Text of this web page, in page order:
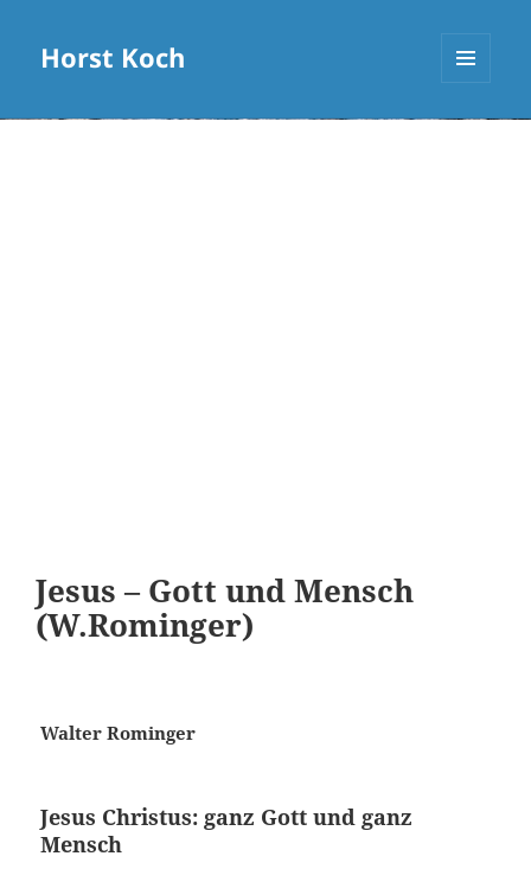
Horst Koch
Jesus – Gott und Mensch
(W.Rominger)
Walter Rominger
Jesus Christus: ganz Gott und ganz
Mensch